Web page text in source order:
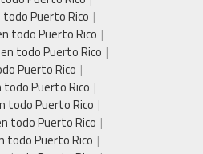
Puerto Rico
todo Puerto Rico
todo Puerto Rico
Puerto Rico
Puerto Rico
todo Puerto Rico
todo Puerto Rico
todo Puerto Rico